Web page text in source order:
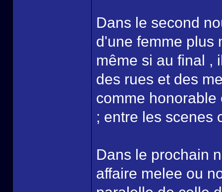
Dans le second
d'une femme plus
même si au final ,
des rues et des
comme
; entre les scenes
Dans le prochain
affaire melee ou